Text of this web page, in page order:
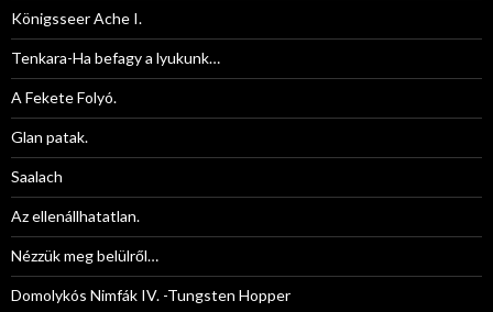
Königsseer Ache I.
Tenkara-Ha befagy a lyukunk…
A Fekete Folyó.
Glan patak.
Saalach
Az ellenállhatatlan.
Nézzük meg belülről…
Domolykós Nimfák IV. -Tungsten Hopper